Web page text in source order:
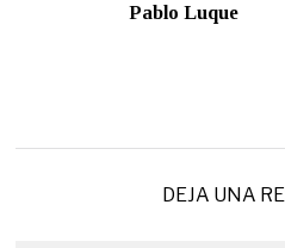
Pablo Luque
DEJA UNA